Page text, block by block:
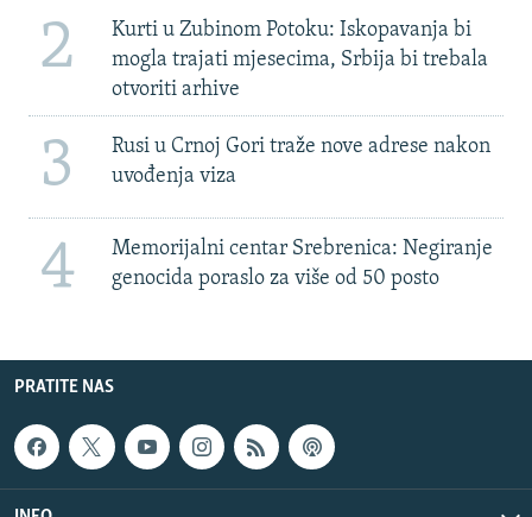
2
Kurti u Zubinom Potoku: Iskopavanja bi
mogla trajati mjesecima, Srbija bi trebala
otvoriti arhive
3
Rusi u Crnoj Gori traže nove adrese nakon
uvođenja viza
4
Memorijalni centar Srebrenica: Negiranje
genocida poraslo za više od 50 posto
PRATITE NAS